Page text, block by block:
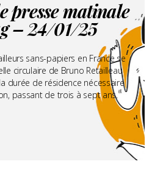
presse matinale
– 24/01/25
sans-papiers en France se
circulaire de Bruno Retailleau
durée de résidence nécessaire
passant de trois à sept ans.